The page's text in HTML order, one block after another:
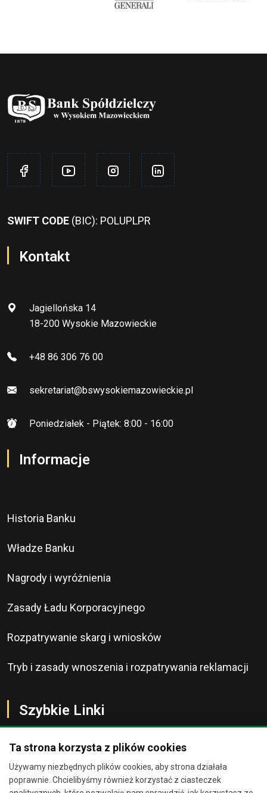
SWIFT CODE (BIC): POLUPLPR
Kontakt
Jagiellońska 14
18-200 Wysokie Mazowieckie
+48 86 306 76 00
sekretariat@bswysokiemazowieckie.pl
Poniedziałek - Piątek: 8:00 - 16:00
Informacje
Historia Banku
Władze Banku
Nagrody i wyróżnienia
Zasady Ładu Korporacyjnego
Rozpatrywanie skarg i wniosków
Tryb i zasady wnoszenia i rozpatrywania reklamacji
Szybkie Linki
O Banku
Ta strona korzysta z plików cookies
Używamy niezbędnych plików cookies, aby strona działała
poprawnie. Chcielibyśmy również korzystać z ciasteczek
Chat